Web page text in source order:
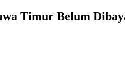
Timur Belum